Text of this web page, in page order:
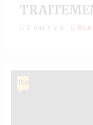
2 ans il y a
150